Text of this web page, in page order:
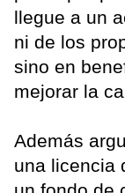
llegue a un
ni de los
sino en
mejorar la
Además
una licencia